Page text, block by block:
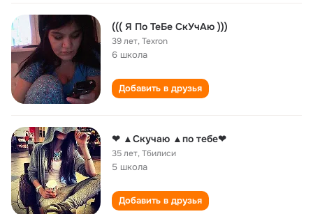
((( Я По ТеБе СкУчАю )))
39 лет,Texron
6 школа
Добавить в друзья
❤ ▲Скучаю ▲по тебе❤
35 лет,Тбилиси
5 школа
Добавить в друзья